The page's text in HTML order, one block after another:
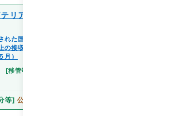
リアン宣教師社団宛）
た国有の家屋等の譲渡又は除去（蔵管
接収解除された国有の家屋等の譲渡又
）
[移管等年度
等] 公開